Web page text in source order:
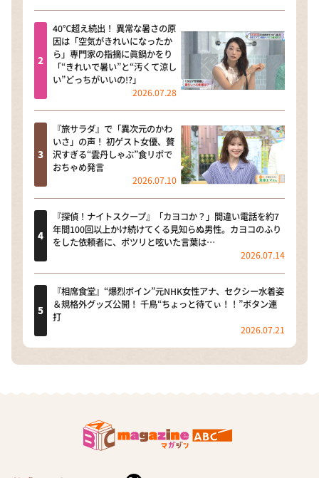
40℃超え続出！ 異常な暑さの原
因は「空気がきれいになったか
ら」専門家の指摘に眞鍋かをり
「“きれいで暑い”と“汚くて涼し
い”どっちがいいの!?」
2026.07.28
『旅サラダ』で「異次元のかわ
いさ」の声！ 初ゲスト女優、贅
沢すぎる“雲丹しゃぶ”食リポで
おちゃめ発言
2026.07.10
『探偵！ナイトスクープ』「カヨコか？」間違い電話を約7
年間100回以上かけ続けてくる見知らぬ男性。カヨコのふり
をした依頼者に、ポツリと呟いた言葉は…
2026.07.14
『相席食堂』“爆烈ボイン”元NHK女性アナ、セクシー水着姿
＆規格外グッズ公開！ 千鳥“ちょっと待てぃ！！”ボタン連
打
2026.07.21